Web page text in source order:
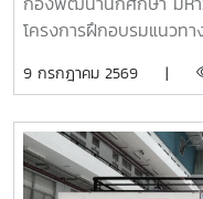
โครงการฝึกอบรมแนวท
ที่ 6–7 กรกฎาคม 2569
บุคลากรจากทั้งเครือข่า
เอกชนแห่งประเทศไทย
พัฒนาองค์ความรู้และทัก
9 กรกฎาคม 2569 |